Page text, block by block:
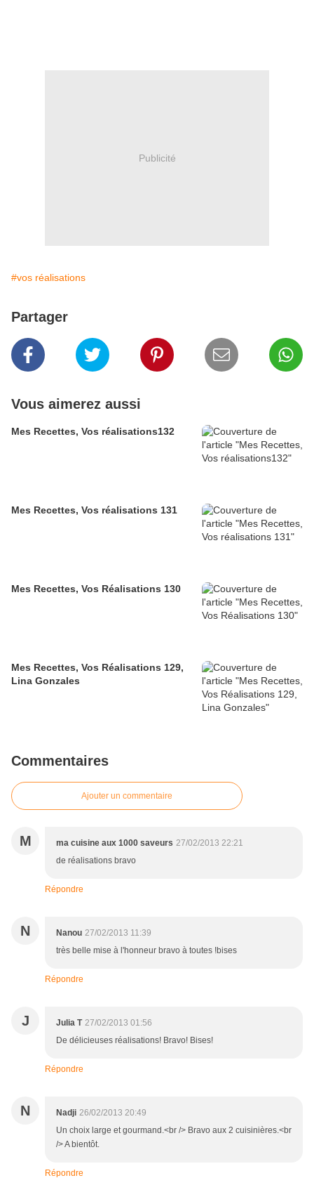
Publicité
#vos réalisations
Partager
Vous aimerez aussi
Mes Recettes, Vos réalisations132
Mes Recettes, Vos réalisations 131
Mes Recettes, Vos Réalisations 130
Mes Recettes, Vos Réalisations 129,
Lina Gonzales
Commentaires
Ajouter un commentaire
M ma cuisine aux 1000 saveurs 27/02/2013 22:21
de réalisations bravo
Répondre
N Nanou 27/02/2013 11:39
très belle mise à l'honneur bravo à toutes !bises
Répondre
J Julia T 27/02/2013 01:56
De délicieuses réalisations! Bravo! Bises!
Répondre
N Nadji 26/02/2013 20:49
Un choix large et gourmand.<br /> Bravo aux 2 cuisinières.<br
/> A bientôt.
Répondre